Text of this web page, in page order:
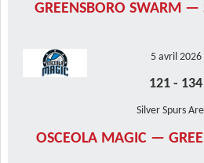
GREENSBORO SWARM —
5 avril 2026
121 - 134
Silver Spurs
OSCEOLA MAGIC —